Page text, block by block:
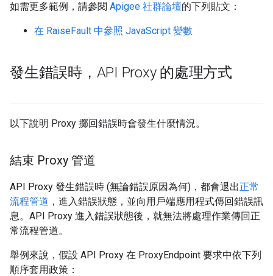
如需更多範例，請參閱 Apigee 社群論壇的下列貼文：
在 RaiseFault 中參照 JavaScript 變數
發生錯誤時，API Proxy 的處理方式
以下說明 Proxy 擲回錯誤時會發生什麼情況。
結束 Proxy 管道
API Proxy 發生錯誤時 (無論錯誤原因為何)，都會退出正常
流程管道 ，進入錯誤狀態，並向用戶端應用程式傳回錯誤訊
息。API Proxy 進入錯誤狀態後，就無法將處理作業傳回正
常流程管道。
舉例來說，假設 API Proxy 在 ProxyEndpoint 要求中依下列
順序套用政策：